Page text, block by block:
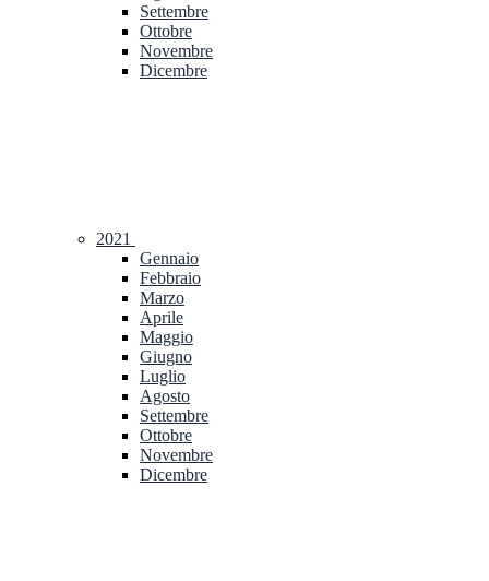
Settembre
Ottobre
Novembre
Dicembre
2021
Gennaio
Febbraio
Marzo
Aprile
Maggio
Giugno
Luglio
Agosto
Settembre
Ottobre
Novembre
Dicembre